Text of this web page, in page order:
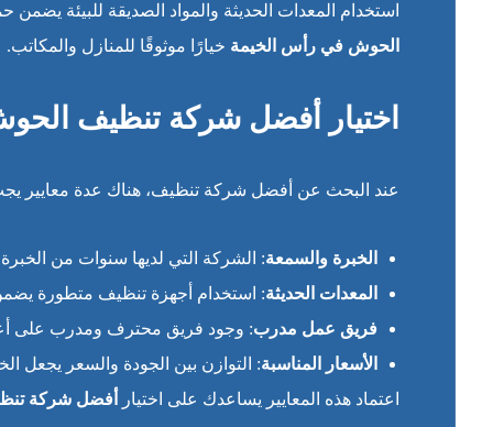
استخدام المعدات الحديثة والمواد الصديقة للبيئة
الحوش في رأس الخيمة خيارًا موثوقًا للمنازل والمكاتب.
اختيار أفضل شركة تنظيف
عند البحث عن أفضل شركة تنظيف، هناك عدة معايير
الخبرة والسمعة: الشركة التي لديها سنوات من الخبرة
المعدات الحديثة: استخدام أجهزة تنظيف متطورة
فريق عمل مدرب: وجود فريق محترف ومدرب على
الأسعار المناسبة: التوازن بين الجودة والسعر يجعل
اعتماد هذه المعايير يساعدك على اختيار
أفضل شركة